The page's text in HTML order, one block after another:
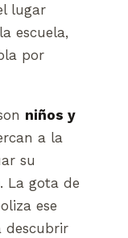
lugar
escuela,
por
niños y
a la
su
La gota de
ese
descubrir